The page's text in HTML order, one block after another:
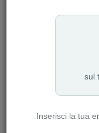
sul
Inserisci la tua